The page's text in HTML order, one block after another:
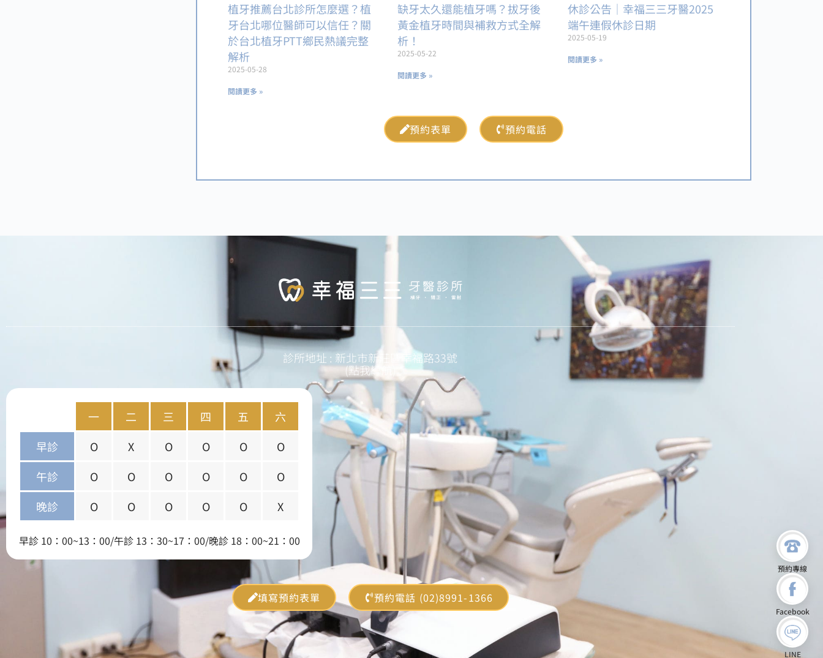
植牙推薦台北診所怎麼選？植
牙台北哪位醫師可以信任？關
於台北植牙PTT鄉民熱議完整
解析
2025-05-28
閱讀更多 »
缺牙太久還能植牙嗎？拔牙後
黃金植牙時間與補救方式全解
析！
2025-05-22
閱讀更多 »
休診公告｜幸福三三牙醫2025
端午連假休診日期
2025-05-19
閱讀更多 »
預約表單 預約電話
診所地址 : 新北市新莊區幸福路33號
(點我導航)
一 二 三 四 五
六
早診
O X O O O
O
午診
O O O O O
O
晚診
O O O O O X
早診 10：00~13：00/午診 13：30~17：00/晚診 18：00~21：00
填寫預約表單 預約電話 (02)8991-1366
預約專線
Facebook
LINE